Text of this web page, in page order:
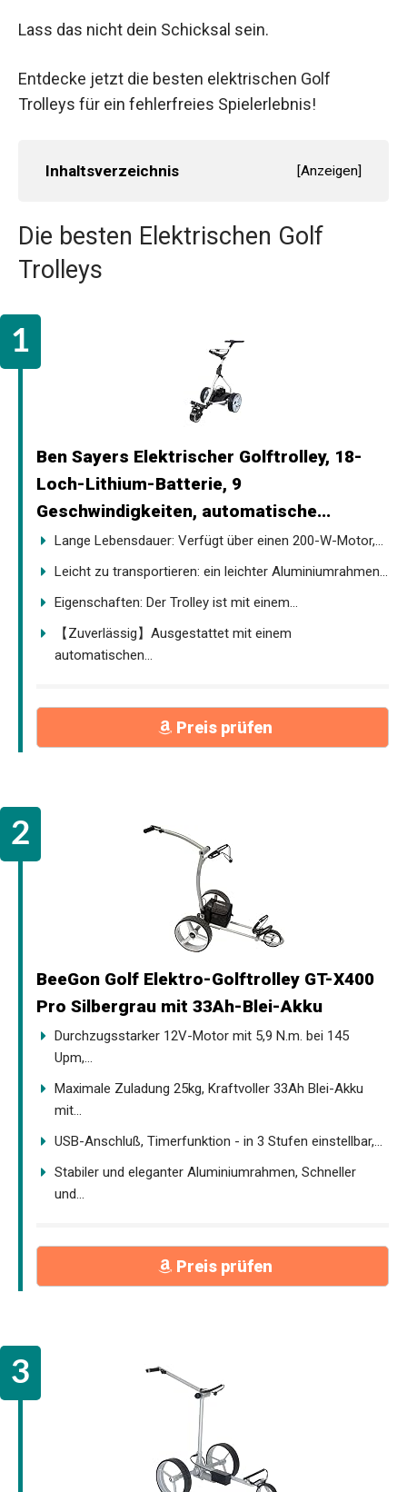
Lass das nicht dein Schicksal sein.
Entdecke jetzt die besten elektrischen Golf
Trolleys für ein fehlerfreies Spielerlebnis!
Inhaltsverzeichnis [Anzeigen]
Die besten Elektrischen Golf
Trolleys
Ben Sayers Elektrischer Golftrolley, 18-
Loch-Lithium-Batterie, 9
Geschwindigkeiten, automatische...
Lange Lebensdauer: Verfügt über einen 200-W-Motor,...
Leicht zu transportieren: ein leichter Aluminiumrahmen...
Eigenschaften: Der Trolley ist mit einem...
【Zuverlässig】Ausgestattet mit einem
automatischen...
Preis prüfen
BeeGon Golf Elektro-Golftrolley GT-X400
Pro Silbergrau mit 33Ah-Blei-Akku
Durchzugsstarker 12V-Motor mit 5,9 N.m. bei 145
Upm,...
Maximale Zuladung 25kg, Kraftvoller 33Ah Blei-Akku
mit...
USB-Anschluß, Timerfunktion - in 3 Stufen einstellbar,...
Stabiler und eleganter Aluminiumrahmen, Schneller
und...
Preis prüfen